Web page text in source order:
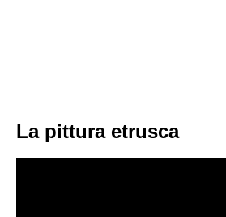
La pittura etrusca